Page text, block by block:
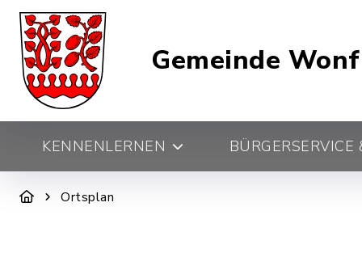
Gemeinde
KENNENLERNEN
Ortsplan